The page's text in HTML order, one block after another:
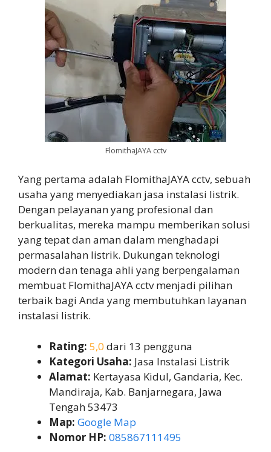
FlomithaJAYA cctv
Yang pertama adalah FlomithaJAYA cctv, sebuah
usaha yang menyediakan jasa instalasi listrik.
Dengan pelayanan yang profesional dan
berkualitas, mereka mampu memberikan solusi
yang tepat dan aman dalam menghadapi
permasalahan listrik. Dukungan teknologi
modern dan tenaga ahli yang berpengalaman
membuat FlomithaJAYA cctv menjadi pilihan
terbaik bagi Anda yang membutuhkan layanan
instalasi listrik.
Rating: 5,0 dari 13 pengguna
Kategori Usaha: Jasa Instalasi Listrik
Alamat: Kertayasa Kidul, Gandaria, Kec.
Mandiraja, Kab. Banjarnegara, Jawa
Tengah 53473
Map: Google Map
Nomor HP: 085867111495